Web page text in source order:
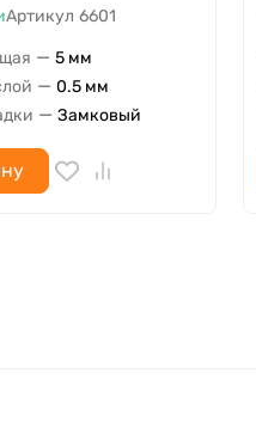
Артикул 6601
— 5 мм
— 0.5 мм
— Замковый